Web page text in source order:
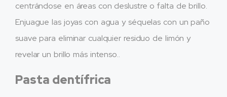
centrándose en áreas con deslustre o falta de brillo.
Enjuague las joyas con agua y séquelas con un paño
suave para eliminar cualquier residuo de limón y
revelar un brillo más intenso..
Pasta dentífrica